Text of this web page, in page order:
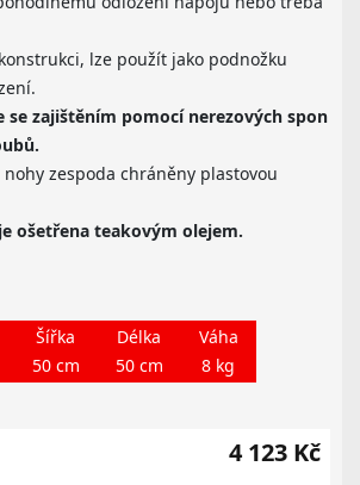
lze použít jako podnožku
se zajištěním pomocí nerezových spon
zespoda chráněny plastovou
ošetřena teakovým olejem.
Šířka
50 cm
Délka
50 cm
Váha
8 kg
4 123 Kč